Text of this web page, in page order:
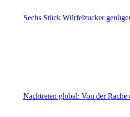
Sechs Stück Würfelzucker
Nachtreten global: Von der